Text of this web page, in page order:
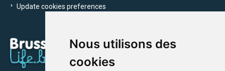
Nous utilisons des
cookies
Update cookies preferences